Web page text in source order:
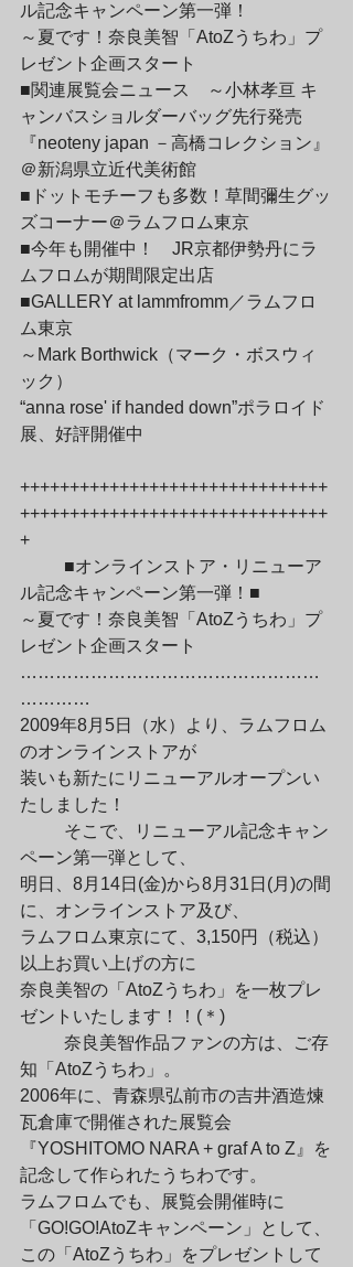
ル記念キャンペーン第一弾！
～夏です！奈良美智「AtoZうちわ」プ
レゼント企画スタート
■関連展覧会ニュース　～小林孝亘 キ
ャンバスショルダーバッグ先行発売
『neoteny japan －高橋コレクション』
＠新潟県立近代美術館
■ドットモチーフも多数！草間彌生グッ
ズコーナー＠ラムフロム東京
■今年も開催中！　JR京都伊勢丹にラ
ムフロムが期間限定出店
■GALLERY at lammfromm／ラムフロ
ム東京
～Mark Borthwick（マーク・ボスウィ
ック）
“anna rose' if handed down”ポラロイド
展、好評開催中
+++++++++++++++++++++++++++++++
+++++++++++++++++++++++++++++++
+
ル記念キャンペーン第一弾！■
～夏です！奈良美智「AtoZうちわ」プ
レゼント企画スタート
……………………………………………
…………
2009年8月5日（水）より、ラムフロム
のオンラインストアが
装いも新たにリニューアルオープンい
たしました！
ペーン第一弾として、
明日、8月14日(金)から8月31日(月)の間
に、オンラインストア及び、
ラムフロム東京にて、3,150円（税込）
以上お買い上げの方に
奈良美智の「AtoZうちわ」を一枚プレ
ゼントいたします！！(＊)
知「AtoZうちわ」。
2006年に、青森県弘前市の吉井酒造煉
瓦倉庫で開催された展覧会
『YOSHITOMO NARA + graf A to Z』を
記念して作られたうちわです。
ラムフロムでも、展覧会開催時に
「GO!GO!AtoZキャンペーン」として、
この「AtoZうちわ」をプレゼントして